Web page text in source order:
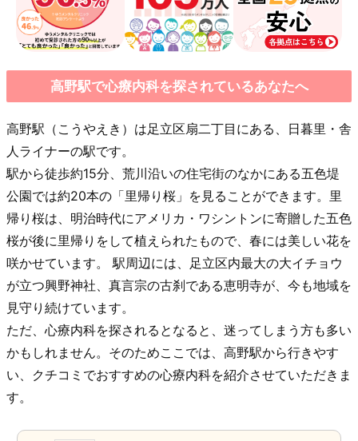
高野駅で心療内科を探されているあなたへ
高野駅（こうやえき）は足立区扇二丁目にある、日暮里・舎
人ライナーの駅です。
駅から徒歩約15分、荒川沿いの住宅街のなかにある五色堤
公園では約20本の「里帰り桜」を見ることができます。里
帰り桜は、明治時代にアメリカ・ワシントンに寄贈した五色
桜が後に里帰りをして植えられたもので、春には美しい花を
咲かせています。 駅周辺には、足立区内最大の大イチョウ
が立つ興野神社、真言宗の古刹である恵明寺が、今も地域を
見守り続けています。
ただ、心療内科を探されるとなると、迷ってしまう方も多い
かもしれません。そのためここでは、高野駅から行きやす
い、クチコミでおすすめの心療内科を紹介させていただきま
す。